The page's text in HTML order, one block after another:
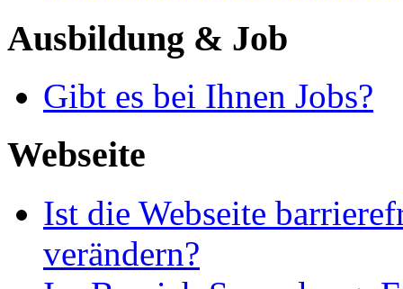
Ausbildung & Job
Gibt es bei Ihnen Jobs?
Webseite
Ist die Webseite
verändern?